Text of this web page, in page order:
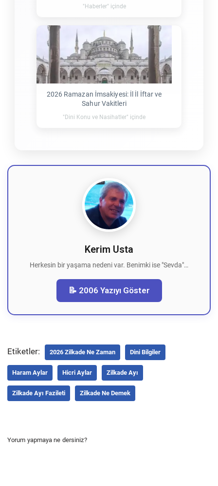
"Haberler" içinde
2026 Ramazan İmsakiyesi: İl İl İftar ve
Sahur Vakitleri
"Dini Konu ve Nasihatler" içinde
Kerim Usta
Herkesin bir yaşama nedeni var. Benimki ise "Sevda"…
📝 2006 Yazıyı Göster
Etiketler: 2026 Zilkade Ne Zaman Dini Bilgiler
Haram Aylar Hicri Aylar Zilkade Ayı
Zilkade Ayı Fazileti Zilkade Ne Demek
Yorum yapmaya ne dersiniz?